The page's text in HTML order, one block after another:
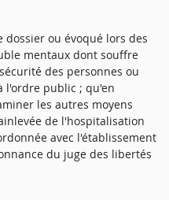
ou évoqué lors des
mentaux dont souffre
des personnes ou
l'ordre public ; qu'en
les autres moyens
de l'hospitalisation
avec l'établissement
du juge des libertés